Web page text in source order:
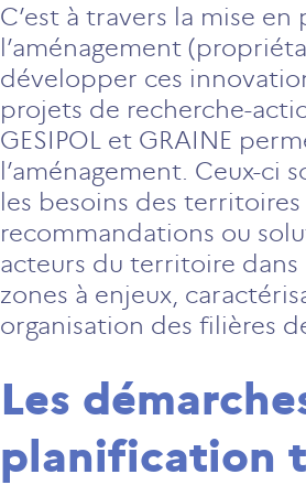
C’est à travers la mise
l’aménagement
développer ces
projets de recherche-
GESIPOL et GRAINE
l’aménagement. Ceux-
les besoins des
recommandations ou
acteurs du territoire
zones à enjeux,
organisation des filières
Les
planification